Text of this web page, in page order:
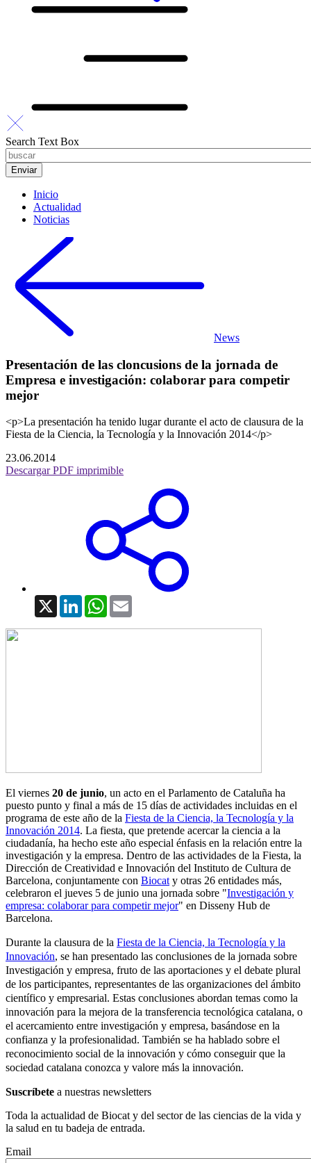
Search Text Box
Inicio
Actualidad
Noticias
News
Presentación de las cloncusions de la jornada de
Empresa e investigación: colaborar para competir
mejor
<p>La presentación ha tenido lugar durante el acto de clausura de la
Fiesta de la Ciencia, la Tecnología y la Innovación 2014</p>
23.06.2014
Descargar PDF imprimible
X LinkedInWhatsApp
El viernes 20 de junio, un acto en el Parlamento de Cataluña ha
puesto punto y final a más de 15 días de actividades incluidas en el
programa de este año de la Fiesta de la Ciencia, la Tecnología y la
Innovación 2014. La fiesta, que pretende acercar la ciencia a la
ciudadanía, ha hecho este año especial énfasis en la relación entre la
investigación y la empresa. Dentro de las actividades de la Fiesta, la
Dirección de Creatividad e Innovación del Instituto de Cultura de
Barcelona, ​​conjuntamente con Biocaty otras 26 entidades más,
celebraron el jueves 5 de junio una jornada sobre "Investigación y
empresa: colaborar para competir mejor" en Disseny Hub de
Barcelona.
Durante la clausura de la Fiesta de la Ciencia, la Tecnología y la
Innovación, se han presentado las conclusiones de la jornada sobre
Investigación y empresa, fruto de las aportaciones y el debate plural
de los participantes, representantes de las organizaciones del ámbito
científico y empresarial. Estas conclusiones abordan temas como la
innovación para la mejora de la transferencia tecnológica catalana, o
el acercamiento entre investigación y empresa, basándose en la
confianza y la profesionalidad. También se ha hablado sobre el
reconocimiento social de la innovación y cómo conseguir que la
sociedad catalana conozca y valore más la innovación.
Suscríbete a nuestras newsletters
Toda la actualidad de Biocat y del sector de las ciencias de la vida y
la salud en tu badeja de entrada.
Email